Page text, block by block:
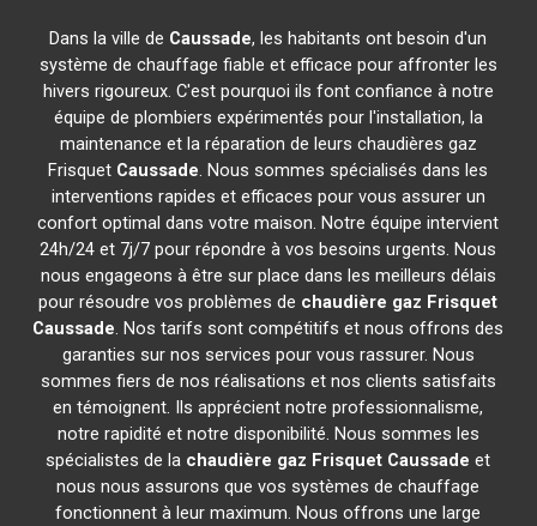
Dans la ville de Caussade, les habitants ont besoin d'un
système de chauffage fiable et efficace pour affronter les
hivers rigoureux. C'est pourquoi ils font confiance à notre
équipe de plombiers expérimentés pour l'installation, la
maintenance et la réparation de leurs chaudières gaz
Frisquet Caussade. Nous sommes spécialisés dans les
interventions rapides et efficaces pour vous assurer un
confort optimal dans votre maison. Notre équipe intervient
24h/24 et 7j/7 pour répondre à vos besoins urgents. Nous
nous engageons à être sur place dans les meilleurs délais
pour résoudre vos problèmes de chaudière gaz Frisquet
Caussade. Nos tarifs sont compétitifs et nous offrons des
garanties sur nos services pour vous rassurer. Nous
sommes fiers de nos réalisations et nos clients satisfaits
en témoignent. Ils apprécient notre professionnalisme,
notre rapidité et notre disponibilité. Nous sommes les
spécialistes de la chaudière gaz Frisquet Caussade et
nous nous assurons que vos systèmes de chauffage
fonctionnent à leur maximum. Nous offrons une large